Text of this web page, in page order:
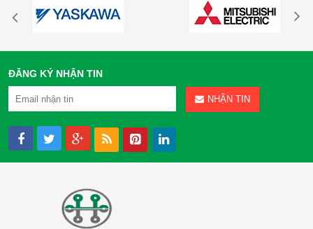
ĐĂNG KÝ NHẬN TIN
NHẬN TIN